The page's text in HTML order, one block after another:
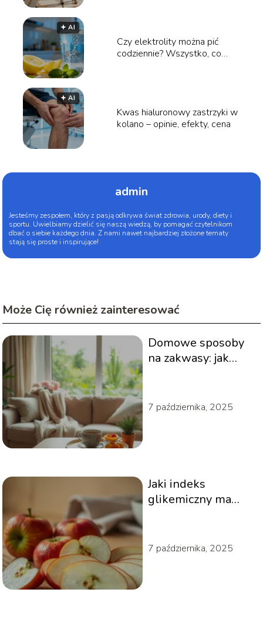
🟅 AI
Czy elektrolity można pić
codziennie? Wszystko, co
🟅 AI
Kwas hialuronowy zastrzyki w
kolano – opinie, efekty, cena
admin
Jesteśmy zespołem, który z pasją odkrywa świat zdrowia, urody, diety i
sportu. Uwielbiamy dzielić się naszą wiedzą, by pomagać czytelnikom
dbać o siebie każdego dnia. Z nami nawet najbardziej złożone tematy
stają się proste i inspirujące!
Może Cię również zainteresować
Domowe sposoby
na zakwasy: jak
7 października, 2025
Jaki indeks
glikemiczny ma
7 października, 2025